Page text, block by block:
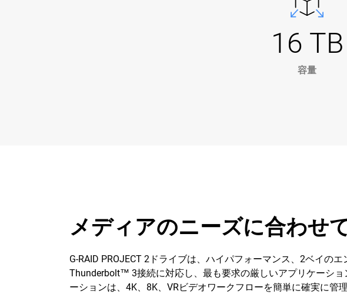
16 TB
容量
メディアのニーズに合わせ
G-RAID PROJECT 2ドライブは、ハイパフォーマンス、2ベイの
Thunderbolt™ 3接続に対応し、最も要求の厳しいアプリケーシ
ーションは、4K、8K、VRビデオワークフローを簡単に確実に管理